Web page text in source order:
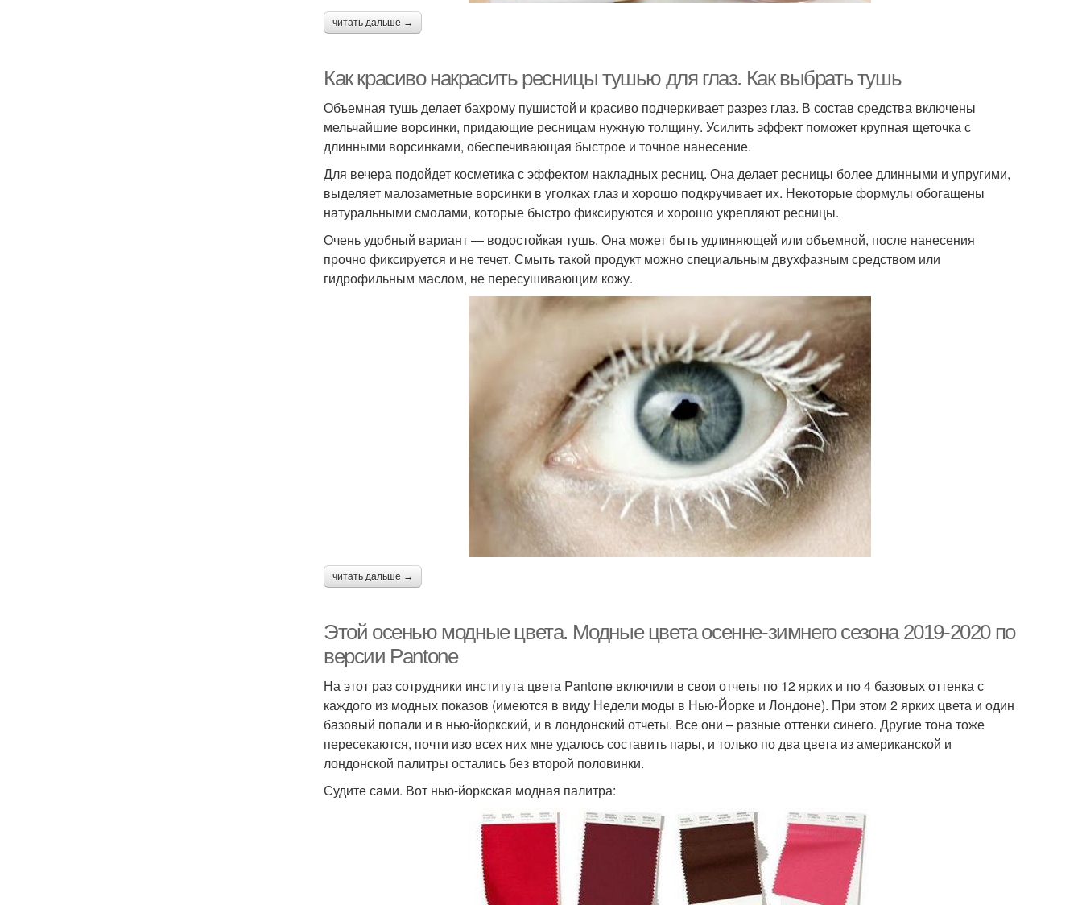
читать дальше →
Как красиво накрасить ресницы тушью для глаз. Как выбрать тушь
Объемная тушь делает бахрому пушистой и красиво подчеркивает разрез глаз. В состав средства включены
мельчайшие ворсинки, придающие ресницам нужную толщину. Усилить эффект поможет крупная щеточка с
длинными ворсинками, обеспечивающая быстрое и точное нанесение.
Для вечера подойдет косметика с эффектом накладных ресниц. Она делает ресницы более длинными и упругими,
выделяет малозаметные ворсинки в уголках глаз и хорошо подкручивает их. Некоторые формулы обогащены
натуральными смолами, которые быстро фиксируются и хорошо укрепляют ресницы.
Очень удобный вариант — водостойкая тушь. Она может быть удлиняющей или объемной, после нанесения
прочно фиксируется и не течет. Смыть такой продукт можно специальным двухфазным средством или
гидрофильным маслом, не пересушивающим кожу.
читать дальше →
Этой осенью модные цвета. Модные цвета осенне-зимнего сезона 2019-2020 по
версии Pantone
На этот раз сотрудники института цвета Pantone включили в свои отчеты по 12 ярких и по 4 базовых оттенка с
каждого из модных показов (имеются в виду Недели моды в Нью-Йорке и Лондоне). При этом 2 ярких цвета и один
базовый попали и в нью-йоркский, и в лондонский отчеты. Все они – разные оттенки синего. Другие тона тоже
пересекаются, почти изо всех них мне удалось составить пары, и только по два цвета из американской и
лондонской палитры остались без второй половинки.
Судите сами. Вот нью-йоркская модная палитра: